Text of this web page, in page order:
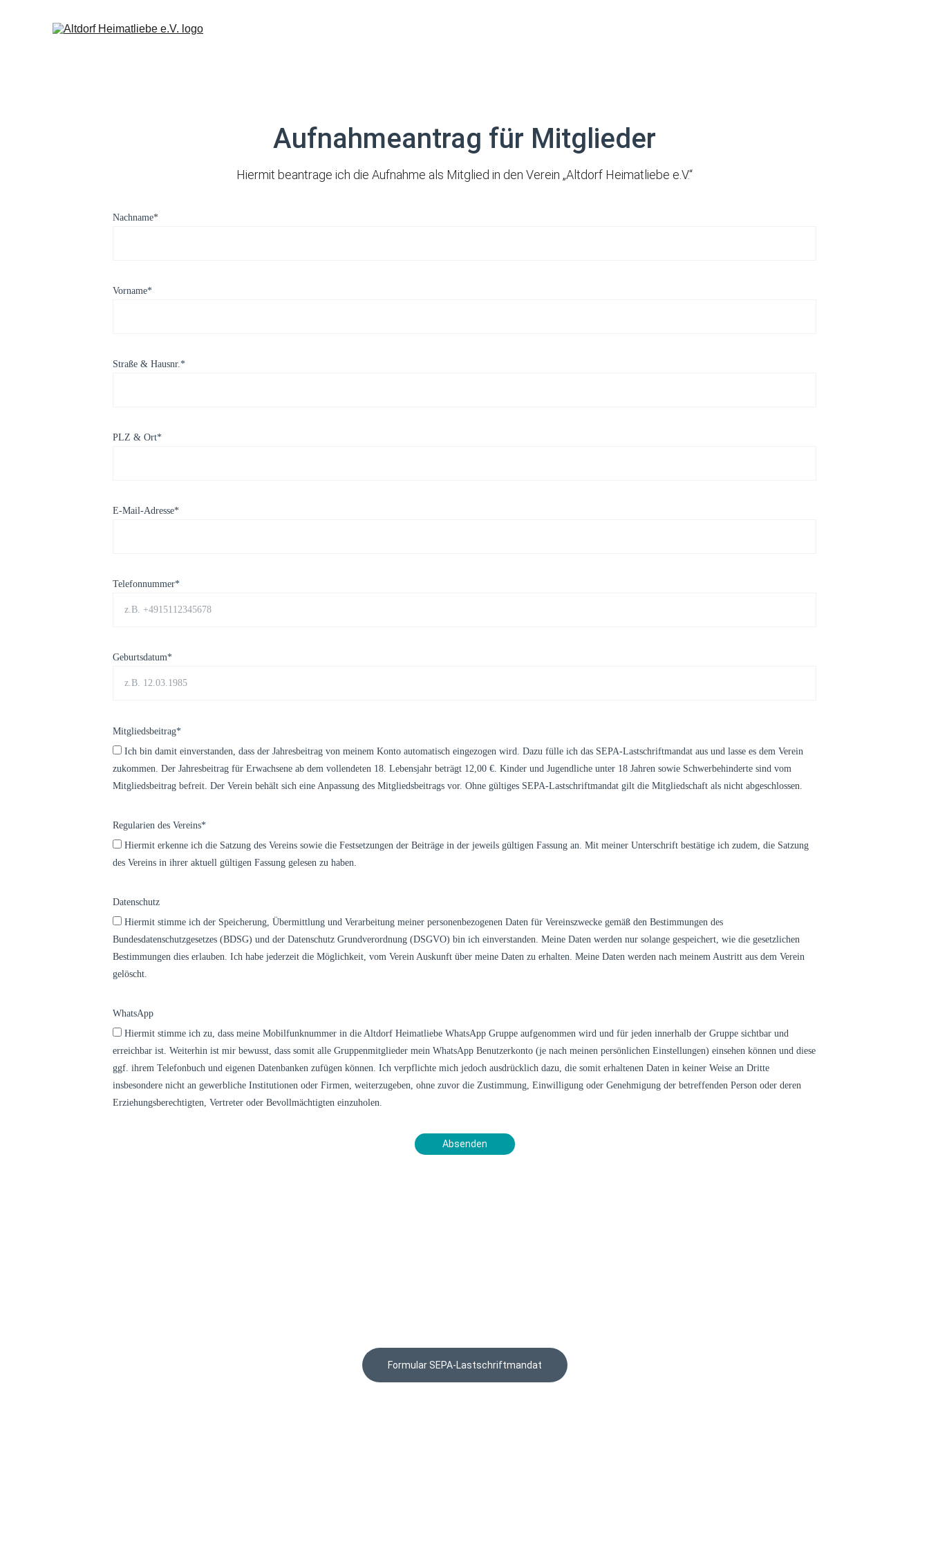
Nachname*
Vorname*
Straße & Hausnr.*
PLZ & Ort*
E-Mail-Adresse*
Telefonnummer*
Geburtsdatum*
Mitgliedsbeitrag*
Ich bin damit einverstanden, dass der Jahresbeitrag von meinem Konto automatisch eingezogen wird. Dazu fülle ich das SEPA-Lastschriftmandat aus und lasse es dem Verein
zukommen. Der Jahresbeitrag für Erwachsene ab dem vollendeten 18. Lebensjahr beträgt 12,00 €. Kinder und Jugendliche unter 18 Jahren sowie Schwerbehinderte sind vom
Mitgliedsbeitrag befreit. Der Verein behält sich eine Anpassung des Mitgliedsbeitrags vor. Ohne gültiges SEPA-Lastschriftmandat gilt die Mitgliedschaft als nicht abgeschlossen.
Regularien des Vereins*
Hiermit erkenne ich die Satzung des Vereins sowie die Festsetzungen der Beiträge in der jeweils gültigen Fassung an. Mit meiner Unterschrift bestätige ich zudem, die Satzung
des Vereins in ihrer aktuell gültigen Fassung gelesen zu haben.
Datenschutz
Hiermit stimme ich der Speicherung, Übermittlung und Verarbeitung meiner personenbezogenen Daten für Vereinszwecke gemäß den Bestimmungen des
Bundesdatenschutzgesetzes (BDSG) und der Datenschutz Grundverordnung (DSGVO) bin ich einverstanden. Meine Daten werden nur solange gespeichert, wie die gesetzlichen
Bestimmungen dies erlauben. Ich habe jederzeit die Möglichkeit, vom Verein Auskunft über meine Daten zu erhalten. Meine Daten werden nach meinem Austritt aus dem Verein
gelöscht.
WhatsApp
Hiermit stimme ich zu, dass meine Mobilfunknummer in die Altdorf Heimatliebe WhatsApp Gruppe aufgenommen wird und für jeden innerhalb der Gruppe sichtbar und
erreichbar ist. Weiterhin ist mir bewusst, dass somit alle Gruppenmitglieder mein WhatsApp Benutzerkonto (je nach meinen persönlichen Einstellungen) einsehen können und diese
ggf. ihrem Telefonbuch und eigenen Datenbanken zufügen können. Ich verpflichte mich jedoch ausdrücklich dazu, die somit erhaltenen Daten in keiner Weise an Dritte
insbesondere nicht an gewerbliche Institutionen oder Firmen, weiterzugeben, ohne zuvor die Zustimmung, Einwilligung oder Genehmigung der betreffenden Person oder deren
Erziehungsberechtigten, Vertreter oder Bevollmächtigten einzuholen.
Absenden
Aufnahmeantrag für Mitglieder
Hiermit beantrage ich die Aufnahme als Mitglied in den Verein „Altdorf Heimatliebe e.V.“
Formular SEPA-Lastschriftmandat